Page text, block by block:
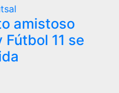
amistoso
11 se